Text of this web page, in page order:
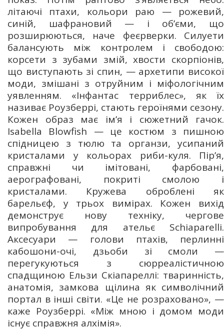
літаючі птахи, кольори раю — рожевий,
синій, шафрановий — і об’єми, що
розширюються, наче феєрверки. Силуети
балансують між контролем і свободою:
корсети з зубами змій, хвости скорпіонів,
що виступають зі спин, — архетипи високої
моди, змішані з отруйним і міфологічним
уявленням. «Інфантас терриблес», як їх
називає Роузберрі, стають героїнями сезону.
Кожен образ має ім’я і сюжетний гачок.
Isabella Blowfish — це костюм з пишною
спідницею з тюлю та органзи, усипаний
кристалами у кольорах риби-куля. Пір’я,
справжні чи імітовані, фарбовані,
аерографовані, покриті смолою і
кристалами. Кружева оброблені як
барельєф, у трьох вимірах. Кожен вихід
демонструє нову техніку, чергове
випробування для ательє Schiaparelli.
Аксесуари — голови птахів, перлинні
кабошони-очі, дзьоби зі смоли —
перегукуються з сюрреалістичною
спадщиною Ельзи Скіапареллі: тваринність,
анатомія, замкова щілина як символічний
портал в інші світи. «Це не розраховано», —
каже Роузберрі. «Між мною і домом моди
існує справжня алхімія».